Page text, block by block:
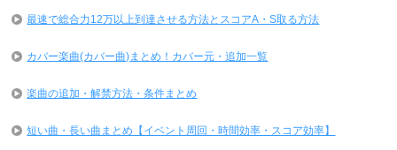
最速で総合力12万以上到達させる方法とスコアA・S取る方法
カバー楽曲(カバー曲)まとめ！カバー元・追加一覧
楽曲の追加・解禁方法・条件まとめ
短い曲・長い曲まとめ【イベント周回・時間効率・スコア効率】